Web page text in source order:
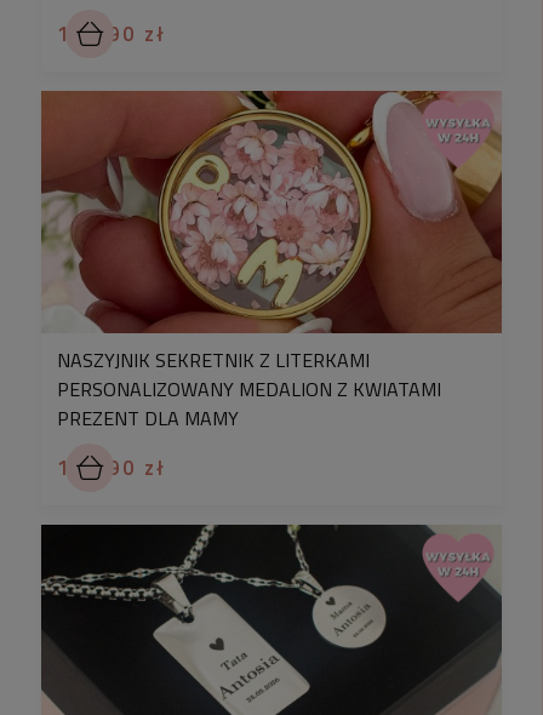
169,90 zł
NASZYJNIK SEKRETNIK Z LITERKAMI
PERSONALIZOWANY MEDALION Z KWIATAMI
PREZENT DLA MAMY
199,90 zł